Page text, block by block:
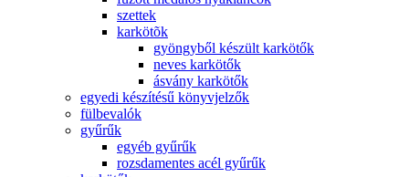
szettek
karkötõk
gyöngyből készült karkötők
neves karkötők
ásvány karkötők
egyedi készítésű könyvjelzők
fülbevalók
gyűrűk
egyéb gyűrűk
rozsdamentes acél gyűrűk